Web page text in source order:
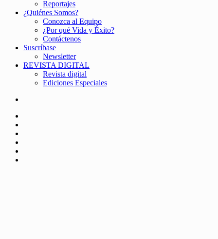
Reportajes
¿Quiénes Somos?
Conozca al Equipo
¿Por qué Vida y Éxito?
Contáctenos
Suscríbase
Newsletter
REVISTA DIGITAL
Revista digital
Ediciones Especiales